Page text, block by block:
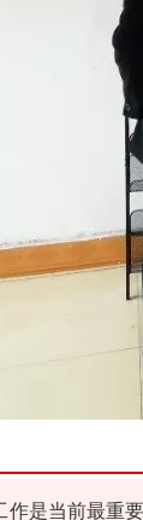
是当前最重